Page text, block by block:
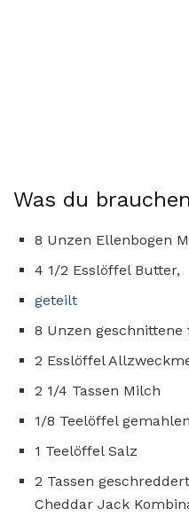
Was du
8 Unzen Ellenbogen
4 1/2 Esslöffel Butter,
geteilt
8 Unzen geschnittene
2 Esslöffel
2 1/4 Tassen Milch
1/8 Teelöffel
1 Teelöffel Salz
2 Tassen
Cheddar Jack